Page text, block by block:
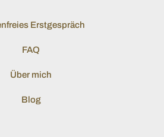
Erstgespräch
FAQ
Über mich
Blog